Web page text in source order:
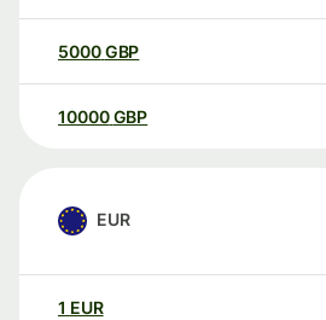
5000GBP
10000 GBP
EUR
1 EUR